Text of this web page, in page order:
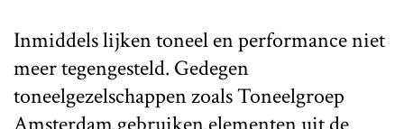
Inmiddels lijken toneel en performance niet
meer tegengesteld. Gedegen
toneelgezelschappen zoals Toneelgroep